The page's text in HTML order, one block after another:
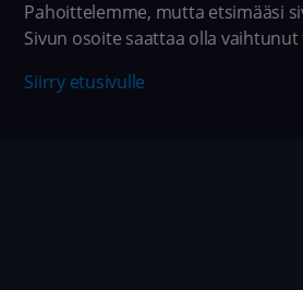
Pahoittelemme, mutta etsimääsi
Sivun osoite saattaa olla
Siirry etusivulle